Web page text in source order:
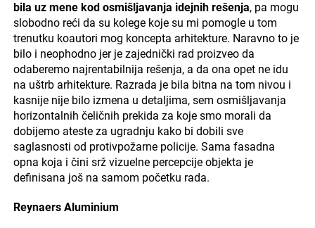
bila uz mene kod osmišljavanja idejnih rešenja, pa mogu
slobodno reći da su kolege koje su mi pomogle u tom
trenutku koautori mog koncepta arhitekture. Naravno to je
bilo i neophodno jer je zajednički rad proizveo da
odaberemo najrentabilnija rešenja, a da ona opet ne idu
na uštrb arhitekture. Razrada je bila bitna na tom nivou i
kasnije nije bilo izmena u detaljima, sem osmišljavanja
horizontalnih čeličnih prekida za koje smo morali da
dobijemo ateste za ugradnju kako bi dobili sve
saglasnosti od protivpožarne policije. Sama fasadna
opna koja i čini srž vizuelne percepcije objekta je
definisana još na samom početku rada.
Reynaers Aluminium